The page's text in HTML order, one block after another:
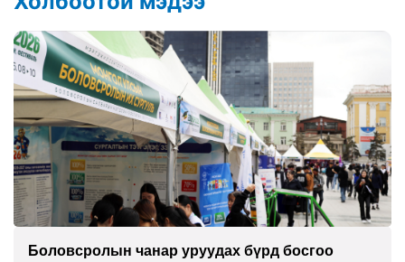
Боловсролын чанар уруудах бүрд босгоо